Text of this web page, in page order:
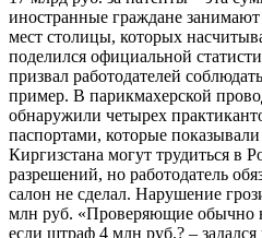
иностранные граждане занимают
мест столицы, которых
поделился официальной
призвал работодателей
пример. В парикмахерской
обнаружили четырех
паспортами, которые
Киргизстана могут трудиться в
разрешений, но работодатель
салон не сделал. Нарушение
млн руб. «Проверяющие обычно
если штраф 4 млн руб.? –